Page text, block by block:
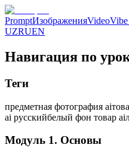
PromptИзображенияVideo
UZRUEN
Навигация по
Теги
предметная фотография ai
ai русскийбелый фон товар ai
Модуль 1. Основы